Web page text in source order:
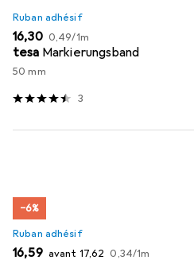
Ruban adhésif
EUR
16,30 EUR
0,49/1m
tesa Markierungsband
50 mm
3
−6%
Ruban adhésif
EUR
16,59 avant EUR
17,62 EUR
0,34/1m